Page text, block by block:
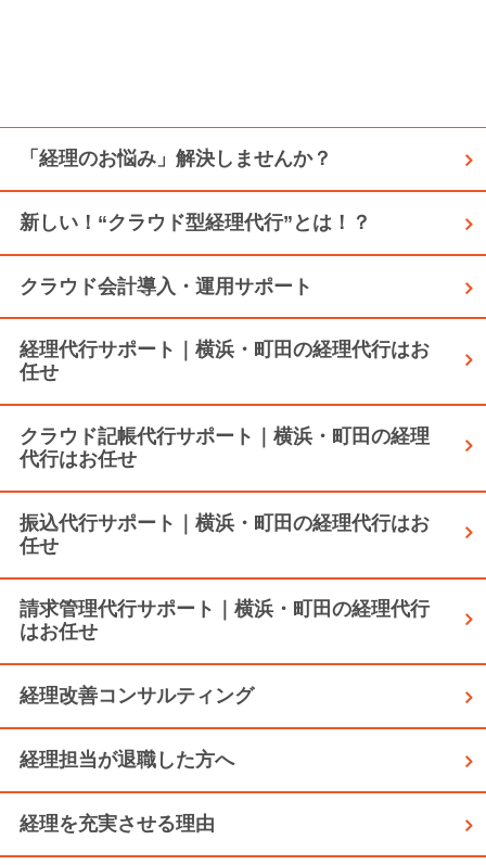
「経理のお悩み」解決しませんか？
新しい！“クラウド型経理代行”とは！？
クラウド会計導入・運用サポート
経理代行サポート｜横浜・町田の経理代行はお
任せ
クラウド記帳代行サポート｜横浜・町田の経理
代行はお任せ
振込代行サポート｜横浜・町田の経理代行はお
任せ
請求管理代行サポート｜横浜・町田の経理代行
はお任せ
経理改善コンサルティング
経理担当が退職した方へ
経理を充実させる理由